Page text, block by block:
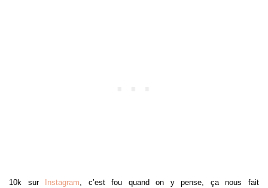
10k sur Instagram, c’est fou quand on y pense, ça nous fait